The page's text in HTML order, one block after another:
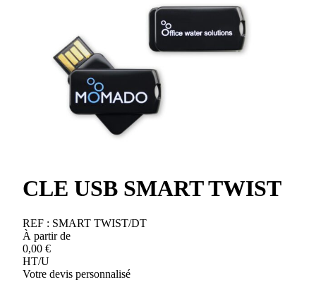
CLE USB SMART TWIST
REF : SMART TWIST/DT
À partir de
0,00 €
HT/U
Votre devis personnalisé